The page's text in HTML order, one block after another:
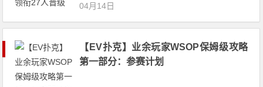
04月14日
【EV扑克】业余玩家WSOP保姆级攻略
第一部分：参赛计划